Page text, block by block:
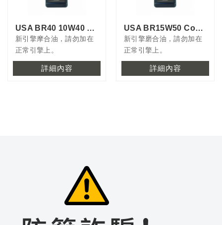
USA BR40 10W40 Conventional Break-In Oil...
新引擎摩合油，請勿加在
正常引擎上。
詳細內容
USA BR15W50 Conventional Break-In Oil 駒芬...
新引擎磨合油，請勿加在
正常引擎上。
詳細內容